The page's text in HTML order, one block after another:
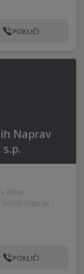
POKLIČI
Naprav
klime ·
naprav ·
POKLIČI